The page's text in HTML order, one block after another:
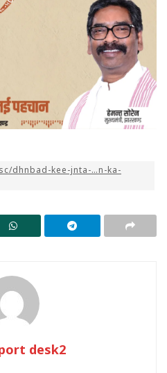
dhnbad-kee-jnta-…n-ka-
desk2